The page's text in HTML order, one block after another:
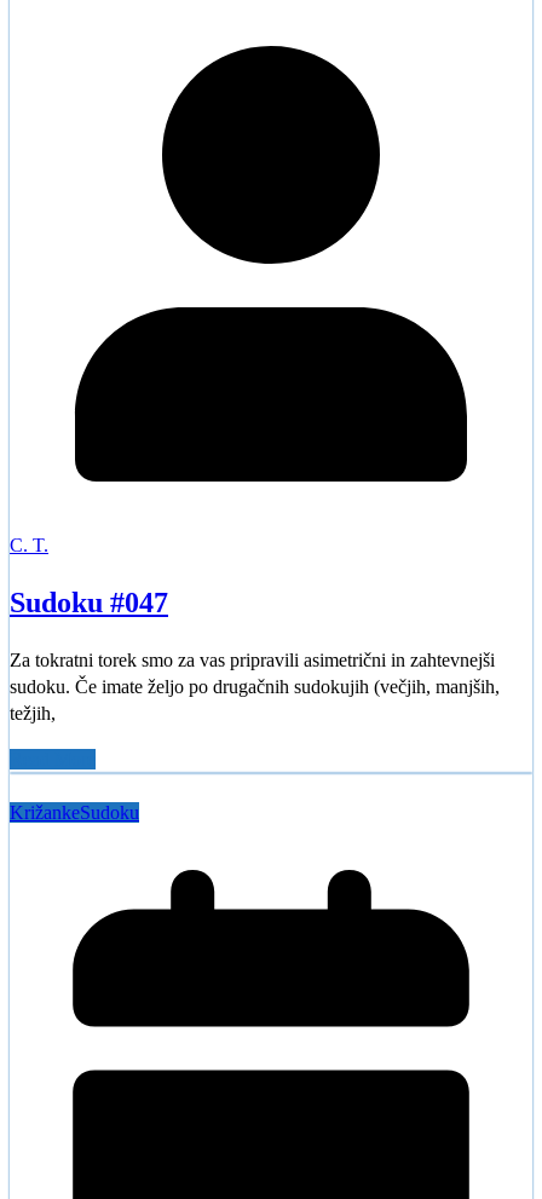
C. T.
Sudoku #047
Za tokratni torek smo za vas pripravili asimetrični in zahtevnejši
sudoku. Če imate željo po drugačnih sudokujih (večjih, manjših,
težjih,
KrižankeSudoku